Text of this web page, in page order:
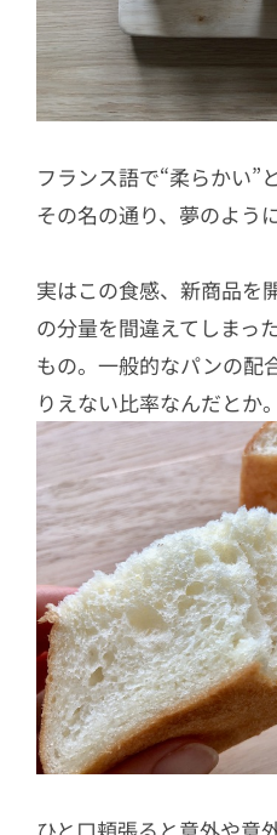
フランス語で“柔らかい”
その名の通り、夢のよう
実はこの食感、新商品を
の分量を間違えてしまっ
もの。一般的なパンの配
りえない比率なんだとか。